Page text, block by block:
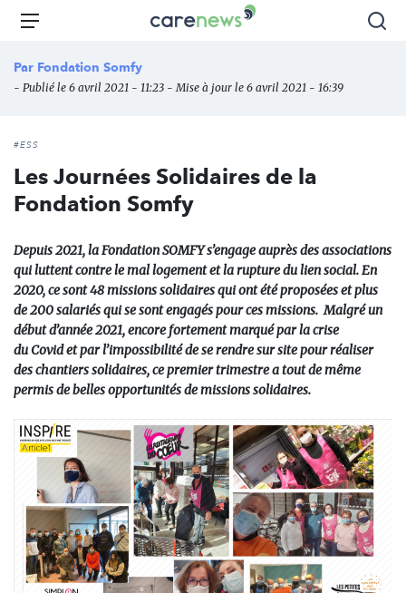
Aller
principal
Carenews,
des
Menu
Par Fondation Somfy
- Publié le 6 avril 2021 - 11:23 - Mise à jour le 6 avril 2021 - 16:39
#ESS
Les Journées Solidaires de la
Fondation Somfy
Depuis 2021, la Fondation SOMFY s’engage auprès des associations
qui luttent contre le mal logement et la rupture du lien social. En
2020, ce sont 48 missions solidaires qui ont été proposées et plus
de 200 salariés qui se sont engagés pour ces missions. Malgré un
début d’année 2021, encore fortement marqué par la crise
du Covid et par l’impossibilité de se rendre sur site pour réaliser
des chantiers solidaires, ce premier trimestre a tout de même
permis de belles opportunités de missions solidaires.